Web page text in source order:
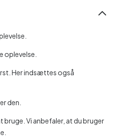
oplevelse.
Her indsættes også
den.
Vi anbefaler, at du bruger